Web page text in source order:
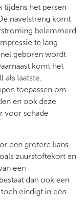
tijdens het persen
navelstreng komt
belemmerd
te lang
geboren wordt
komt het
als laatste.
toepassen om
en ook deze
voor schade
een grotere kans
zuurstoftekort en
een
dan ook een
eindigt in een